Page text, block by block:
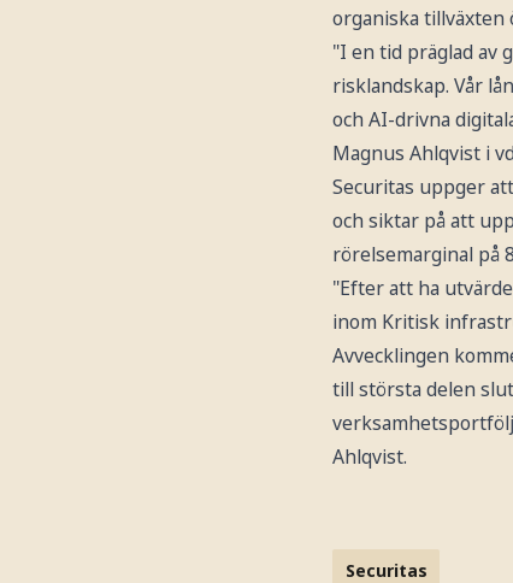
organiska tillväxten
"I en tid präglad av
risklandskap. Vår
och AI-drivna
Magnus Ahlqvist i
Securitas uppger
och siktar på att
rörelsemarginal på
"Efter att ha
inom Kritisk
Avvecklingen
till största delen
Ahlqvist.
Securitas